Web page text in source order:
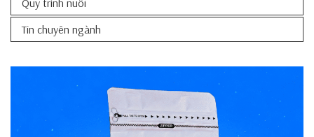
Quy trình nuôi
Tin chuyên ngành